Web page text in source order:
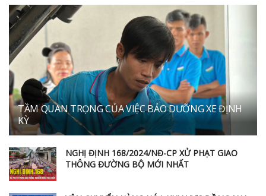
TẦM QUAN TRỌNG CỦA VIỆC BẢO DƯỠNG XE ĐỊNH
KỲ
NGHỊ ĐỊNH 168/2024/NĐ-CP XỬ PHẠT GIAO
THÔNG ĐƯỜNG BỘ MỚI NHẤT